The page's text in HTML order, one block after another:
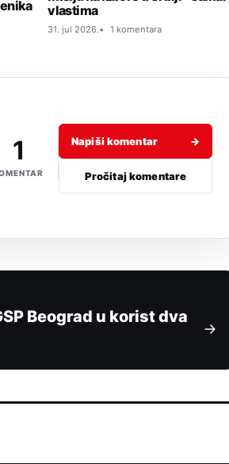
vlastima
31. jul 2026. 1 komentara
1 Napiši komentar →
Pročitaj komentare
Beograd u korist dva